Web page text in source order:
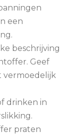
een
beschrijving
Geef
vermoedelijk
drinken in
praten